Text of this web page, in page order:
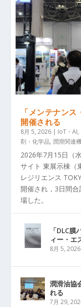
「メンテナン
開催される
8月 5, 2026 | IoT・AI,
剤・化学品,潤滑関連
2026年7月15日（
サイト 東展示棟（
レジリエンス
開催され，3日間
場した。
「DLC
ィー・エ
8月 5, 2026
潤滑油協
れる
7月 29,